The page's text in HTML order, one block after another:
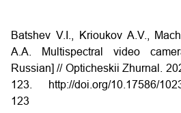
Batshev V.I., Krioukov A.V.,
A.A. Multispectral video
Russian] // Opticheskii Zhurnal.
123. http://doi.org/10.17586/
123